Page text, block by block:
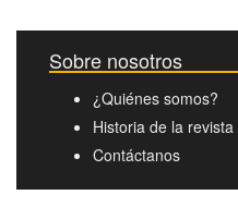
Sobre nosotros
¿Quiénes somos?
Historia de la revista
Contáctanos